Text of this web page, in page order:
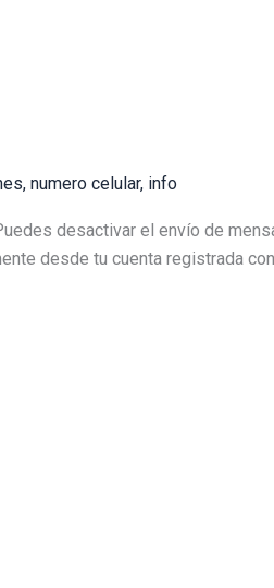
, numero celular, info
desactivar el envío de
desde tu cuenta registrada con